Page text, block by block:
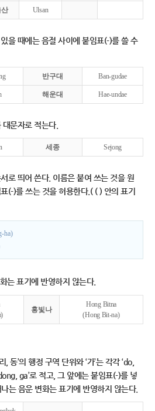
산 Ulsan
을 때에는 음절 사이에 붙임표(-)를 쓸 수
반구대 Ban-gudae
해운대 Hae-undae
문자로 적는다.
세종 Sejong
로 띄어 쓴다. 이름은 붙여 쓰는 것을 원
(-)를 쓰는 것을 허용한다.( ( ) 안의 표기
ha)
는 표기에 반영하지 않는다.
홍빛나
Hong Bitna
(Hong Bit-na)
, 동’의 행정 구역 단위와 ‘가’는 각각 ‘do,
ga’로 적고, 그 앞에는 붙임표(-)를 넣
는 음운 변화는 표기에 반영하지 않는다.